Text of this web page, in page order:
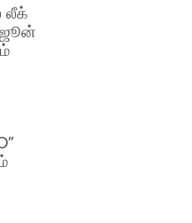
லீக்
ஜூன்